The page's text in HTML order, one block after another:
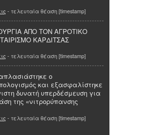
- τελευταία θέαση [timestamp]
ΑΠΟ ΤΟΝ ΑΓΡΟΤΙΚΟ
ΚΑΡΔΙΤΣΑΣ
- τελευταία θέαση [timestamp]
ο
και εξασφαλίστηκε
δυνατή υπερδέσμευση για
της «νιτρορύπανσης
- τελευταία θέαση [timestamp]